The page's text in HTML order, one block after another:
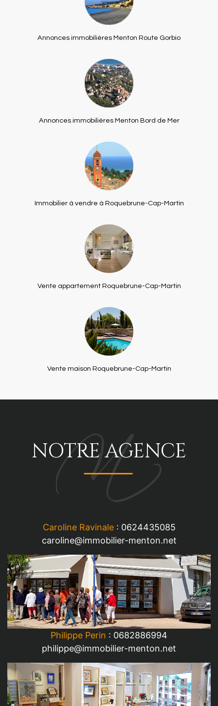
Annonces immobilières Menton Route Gorbio
Annonces immobilières Menton Bord de Mer
Immobilier à vendre à Roquebrune-Cap-Martin
Vente appartement Roquebrune-Cap-Martin
Vente maison Roquebrune-Cap-Martin
NOTRE AGENCE
Caroline Ravinale: 0624435085
caroline@immobilier-menton.net
Philippe Perin : 0682886994
philippe@immobilier-menton.net